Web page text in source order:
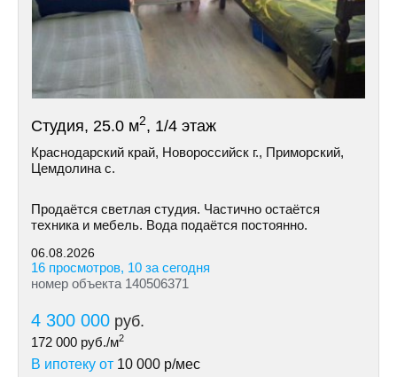
Студия, 25.0 м2, 1/4 этаж
Краснодарский край, Новороссийск г., Приморский,
Цемдолина с.
Продаётся светлая студия. Частично остаётся
техника и мебель. Вода подаётся постоянно.
06.08.2026
16 просмотров, 10 за сегодня
номер объекта 140506371
4 300 000 руб.
172 000 руб./м2
В ипотеку от 10 000 р/мес